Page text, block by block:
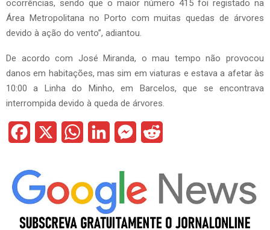
ocorrências, sendo que o maior número 415 foi registado na
Área Metropolitana no Porto com muitas quedas de árvores
devido à ação do vento”, adiantou.
De acordo com José Miranda, o mau tempo não provocou
danos em habitações, mas sim em viaturas e estava a afetar às
10:00 a Linha do Minho, em Barcelos, que se encontrava
interrompida devido à queda de árvores.
c
e
b
t
s
k
e
M
s
e
d